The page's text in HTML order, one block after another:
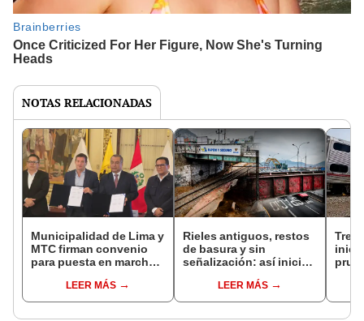
NOTAS RELACIONADAS
Municipalidad de Lima y
MTC firman convenio
para puesta en marcha
tras meses de tensiones
LEER MÁS
Rieles antiguos, restos
de basura y sin
señalización: así inició
Tren Lima - Chosica
LEER MÁS
Tren